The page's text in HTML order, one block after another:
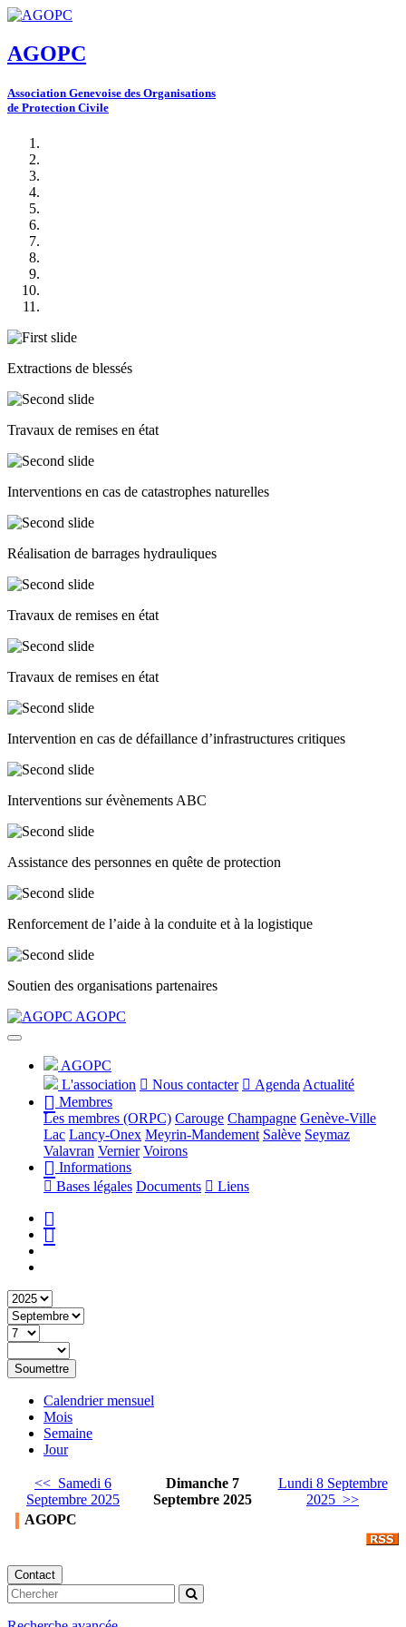
AGOPC
Association Genevoise des Organisations
de Protection Civile
Extractions de blessés
Travaux de remises en état
Interventions en cas de catastrophes naturelles
Réalisation de barrages hydrauliques
Travaux de remises en état
Travaux de remises en état
Intervention en cas de défaillance d’infrastructures critiques
Interventions sur évènements ABC
Assistance des personnes en quête de protection
Renforcement de l’aide à la conduite et à la logistique
Soutien des organisations partenaires
Précédent
Suivant AGOPC
AGOPC
L'association
Nous contacter Agenda Actualité
Membres
Les membres (ORPC) Carouge Champagne Genève-Ville
Lac Lancy-Onex Meyrin-Mandement Salève Seymaz
Valavran Vernier Voirons
Informations
Bases légales Documents Liens
Soumettre
Calendrier mensuel
Mois
Semaine
Jour
<< Samedi 6
Septembre 2025
Dimanche 7
Septembre 2025
Lundi 8 Septembre
2025 >>
AGOPC
Contact